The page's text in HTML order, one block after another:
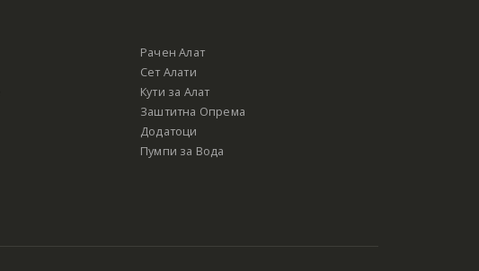
Рачен Алат
Сет Алати
Кути за Алат
Заштитна Опрема
Додатоци
Пумпи за Вода